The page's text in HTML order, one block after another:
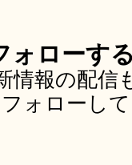
ォローす
情報の配
ォローし